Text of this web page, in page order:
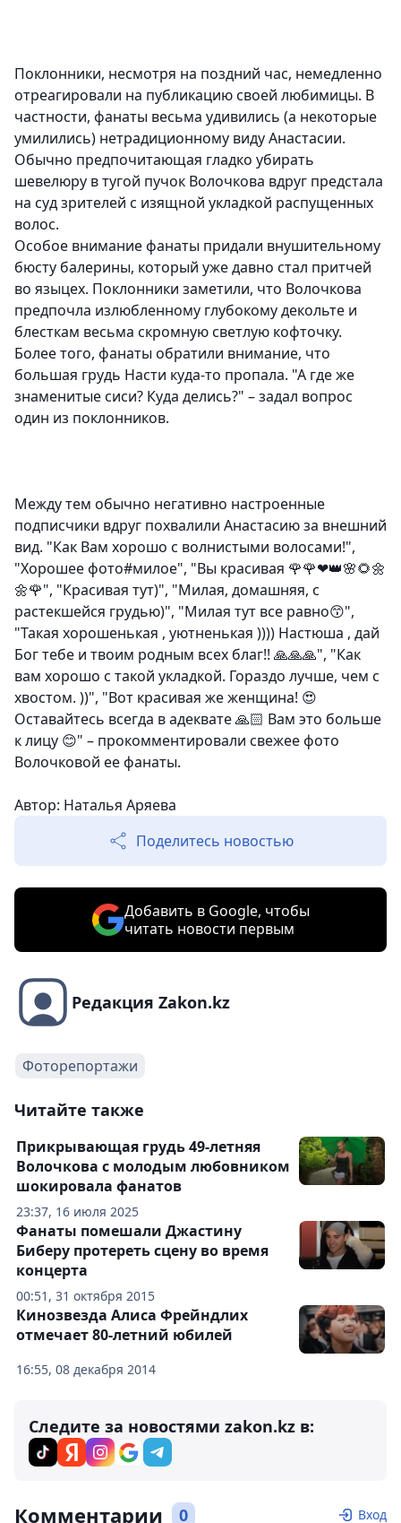
Поклонники, несмотря на поздний час, немедленно
отреагировали на публикацию своей любимицы. В
частности, фанаты весьма удивились (а некоторые
умилились) нетрадиционному виду Анастасии.
Обычно предпочитающая гладко убирать
шевелюру в тугой пучок Волочкова вдруг предстала
на суд зрителей с изящной укладкой распущенных
волос.
Особое внимание фанаты придали внушительному
бюсту балерины, который уже давно стал притчей
во языцех. Поклонники заметили, что Волочкова
предпочла излюбленному глубокому декольте и
блесткам весьма скромную светлую кофточку.
Более того, фанаты обратили внимание, что
большая грудь Насти куда-то пропала. "А где же
знаменитые сиси? Куда делись?" – задал вопрос
один из поклонников.
Между тем обычно негативно настроенные
подписчики вдруг похвалили Анастасию за внешний
вид. "Как Вам хорошо с волнистыми волосами!",
"Хорошее фото#милое", "Вы красивая 🌹🌹❤👑🌸🌻🌼
🌼🌹", "Красивая тут)", "Милая, домашняя, с
растекшейся грудью)", "Милая тут все равно😙",
"Такая хорошенькая , уютненькая )))) Настюша , дай
Бог тебе и твоим родным всех благ!! 🙏🙏🙏", "Как
вам хорошо с такой укладкой. Гораздо лучше, чем с
хвостом. ))", "Вот красивая же женщина! 😍
Оставайтесь всегда в адеквате 🙏🏻 Вам это больше
к лицу 😊" – прокомментировали свежее фото
Волочковой ее фанаты.
Автор: Наталья Аряева
Поделитесь новостью
Добавить в Google, чтобы
читать новости первым
Редакция Zakon.kz
Фоторепортажи
Читайте также
23:37, 16 июля 2025
Прикрывающая грудь 49-летняя
Волочкова с молодым любовником
шокировала фанатов
00:51, 31 октября 2015
Фанаты помешали Джастину
Биберу протереть сцену во время
концерта
16:55, 08 декабря 2014
Кинозвезда Алиса Фрейндлих
отмечает 80-летний юбилей
Следите за новостями zakon.kz в:
Комментарии 0 Вход